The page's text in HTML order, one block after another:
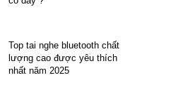
Top tai nghe bluetooth chất
lượng cao được yêu thích
nhất năm 2025